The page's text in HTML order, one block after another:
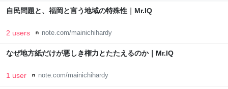
自民問題と、福岡と言う地域の特殊性｜Mr.IQ
2 users note.com/mainichihardy
なぜ地方紙だけが悪しき権力とたたえるのか｜Mr.IQ
1 user note.com/mainichihardy